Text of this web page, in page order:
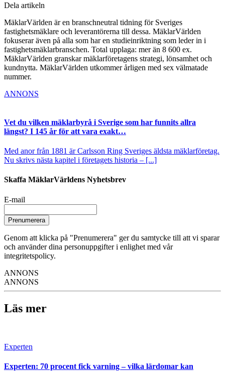
Dela artikeln
MäklarVärlden är en branschneutral tidning för Sveriges
fastighetsmäklare och leverantörerna till dessa. MäklarVärlden
fokuserar även på alla som har en studieinriktning som leder in i
fastighetsmäklarbranschen. Total upplaga: mer än 8 600 ex.
MäklarVärlden granskar mäklarföretagens strategi, lönsamhet och
kundnytta. MäklarVärlden utkommer årligen med sex välmatade
nummer.
ANNONS
Vet du vilken mäklarbyrå i Sverige som har funnits allra
längst? I 145 år för att vara exakt…
Med anor från 1881 är Carlsson Ring Sveriges äldsta mäklarföretag.
Nu skrivs nästa kapitel i företagets historia – [...]
Skaffa MäklarVärldens Nyhetsbrev
E-mail
Prenumerera
Genom att klicka på "Prenumerera" ger du samtycke till att vi sparar
och använder dina personuppgifter i enlighet med vår
integritetspolicy.
ANNONS
ANNONS
Läs mer
Experten
Experten: 70 procent fick varning – vilka lärdomar kan